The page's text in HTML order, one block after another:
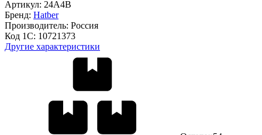
Артикул: 24А4В
Бренд: Hatber
Производитель: Россия
Код 1С: 10721373
Другие характеристики